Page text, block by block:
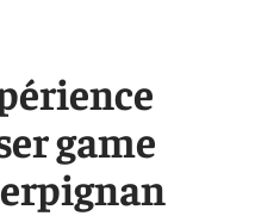
game